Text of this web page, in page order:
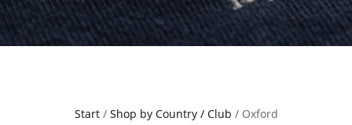
Start/ Shop by Country / Club / Oxford